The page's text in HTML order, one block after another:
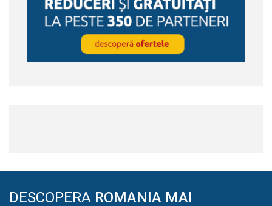
DESCOPERA ROMANIA MAI